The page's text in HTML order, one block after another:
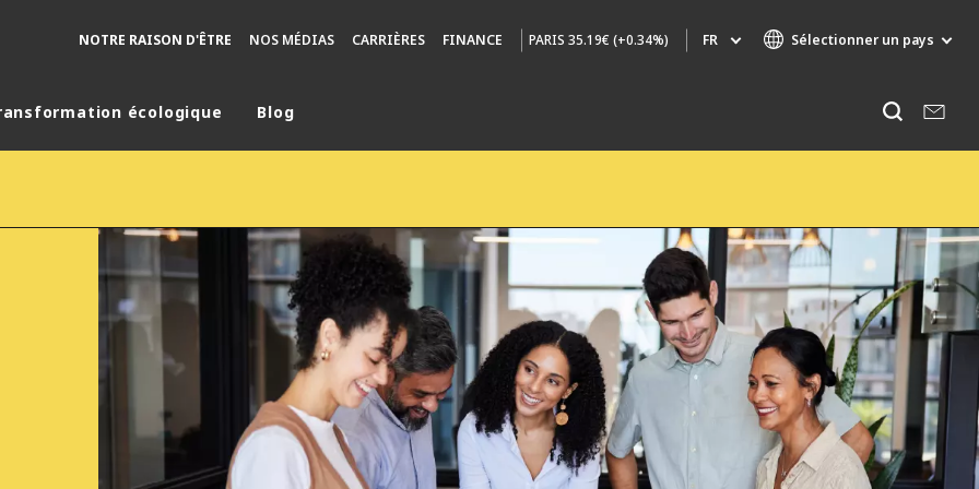
NOTRE RAISON D'ÊTRE NOS MÉDIAS CARRIÈRES FINANCE PARIS 35.19€ (+0.34%) FR Sélectionner un pays
ASIE
AUSTRALIE ET NOUVELLE ZÉLANDE
EUROPE
AIR QUALITY
INGÉNIERIE & CONSEIL
HAZARDOUS WASTE EUROPE
INDUSTRIES GLOBAL SOLUTIONS
NUCLEAR SOLUTIONS
OFIS
SEDE BENELUX
VEOLIA AGRICULTURE
écologique Blog